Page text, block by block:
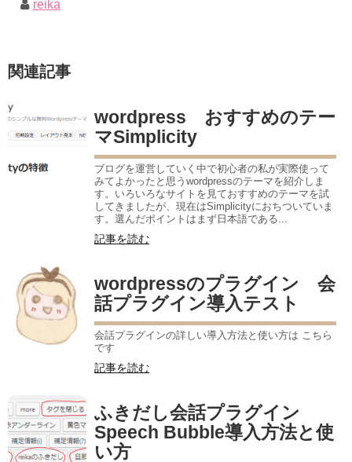
reika
関連記事
wordpress おすすめのテー
マSimplicity
ブログを運営していく中で初心者の私が実際使って
みてよかったと思うwordpressのテーマを紹介しま
す。いろいろなサイトを見ておすすめのテーマを試
してきましたが、現在はSimplicityにおちついていま
す。選んだポイントはまず日本語である...
記事を読む
wordpressのプラグイン 会
話プラグイン導入テスト
会話プラグインの詳しい導入方法と使い方は こちら
です
記事を読む
ふきだし会話プラグイン
Speech Bubble導入方法と使
い方